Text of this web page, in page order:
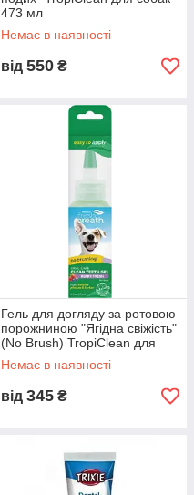
473 мл
Немає в наявності
від 550 ₴
Гель для догляду за ротовою
порожниною "Ягідна свіжість"
(No Brush) TropiClean для
собак 59 мл
Немає в наявності
від 345 ₴